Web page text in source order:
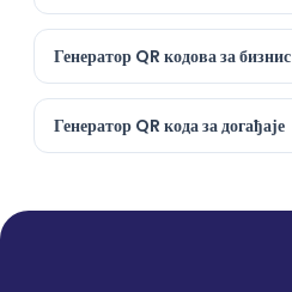
Генератор QR кодова за бизнис
Генератор QR кода за догађаје